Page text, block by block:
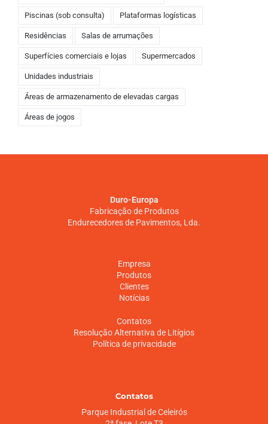
Piscinas (sob consulta) Plataformas logísticas
Residências Salas de arrumações
Superfícies comerciais e lojas Supermercados
Unidades industriais
Áreas de armazenamento de elevadas cargas
Áreas de jogos
Duro-Europa
Fabricação de Produtos
Endurecedores de Pavimentos, Lda.
Empresa
Produtos
Clientes
Notícias
Contatos
Resolução Alternativa de Litígios
Política de privacidade
Contatos
Parque Industrial de Celeirós